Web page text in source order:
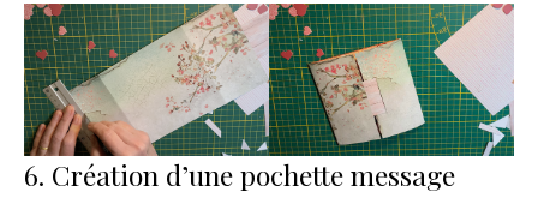
6. Création d’une pochette message